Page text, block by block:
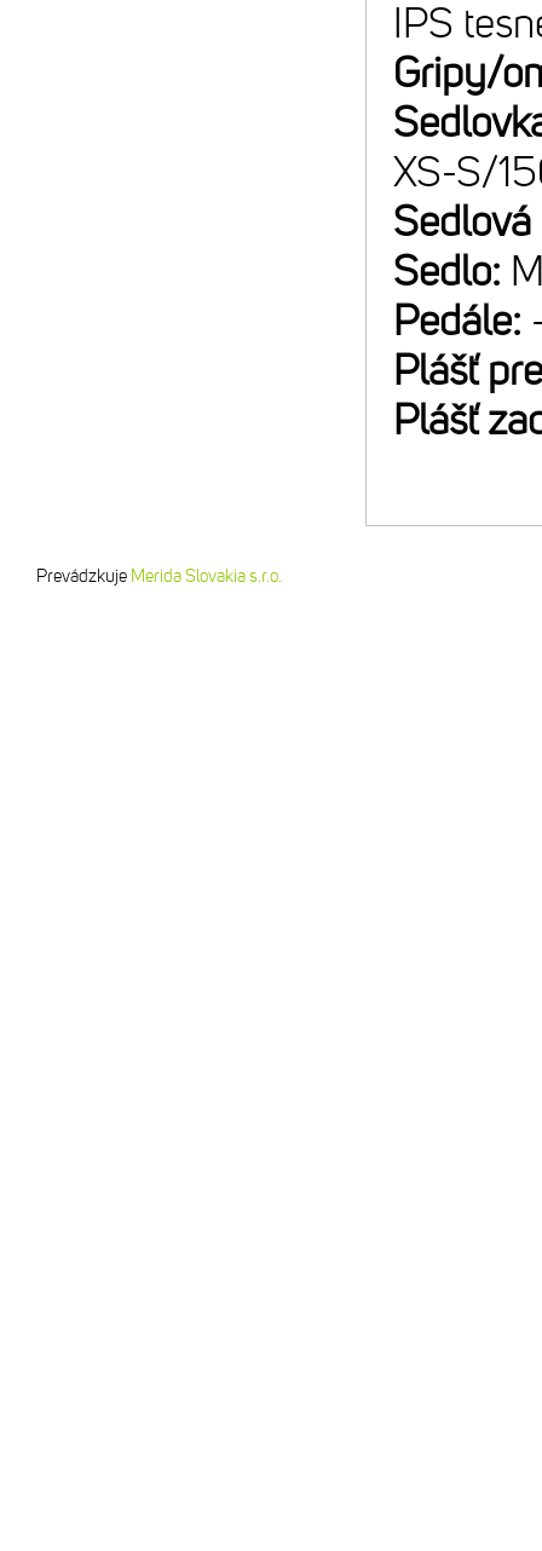
IPS
Gripy/
XS-S/
Sedlo:
Pedále:
Plášť
Plášť
Prevádzkuje Merida Slovakia s.r.o.